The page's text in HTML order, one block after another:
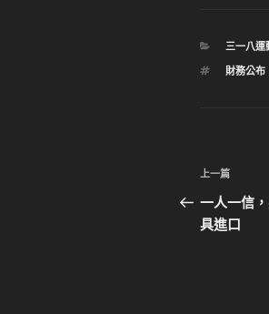
分
三一八運
標
財務公布
文
章
導
上
一
篇
上一篇
一人一信
具進口